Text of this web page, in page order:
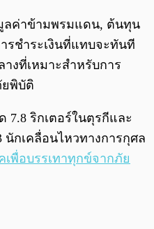
ลค่าข้ามพรมแดน, ต้นทุน
รชำระเงินที่แทบจะทันที
งที่เหมาะสำหรับการ
ยพิบัติ
7.8 ริกเตอร์ในตุรกีและ
นักเคลื่อนไหวทางการกุศล
เพื่อบรรเทาทุกข์จากภัย